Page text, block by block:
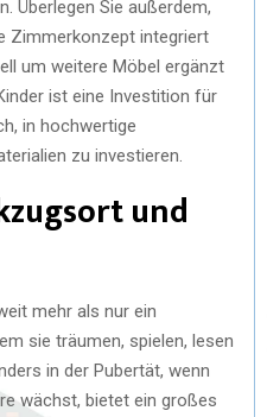
Überlegen Sie außerdem,
Zimmerkonzept integriert
um weitere Möbel ergänzt
ist eine Investition für
in hochwertige
zu investieren.
und
mehr als nur ein
sie träumen, spielen, lesen
in der Pubertät, wenn
wächst, bietet ein großes